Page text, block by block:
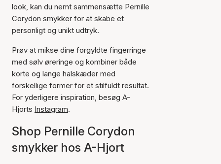
look, kan du nemt sammensætte Pernille
Corydon smykker for at skabe et
personligt og unikt udtryk.
Prøv at mikse dine forgyldte fingerringe
med sølv øreringe og kombiner både
korte og lange halskæder med
forskellige former for et stilfuldt resultat.
For yderligere inspiration, besøg A-
Hjorts Instagram.
Shop Pernille Corydon
smykker hos A-Hjort